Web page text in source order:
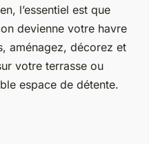
l’essentiel est que
devienne votre havre
aménagez, décorez et
votre terrasse ou
espace de détente.